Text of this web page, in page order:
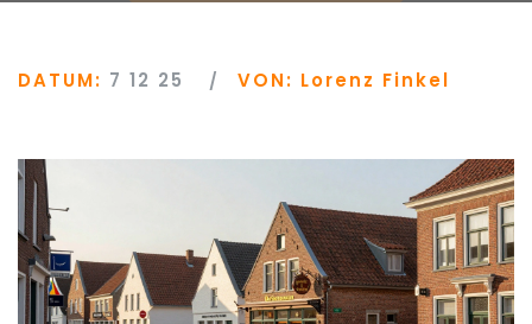
DATUM: 7 12 25 VON: Lorenz Finkel